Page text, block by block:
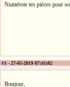
Numérote tes pièces pour
#3 - 27-05-2019 07:41:02
Bonjour,